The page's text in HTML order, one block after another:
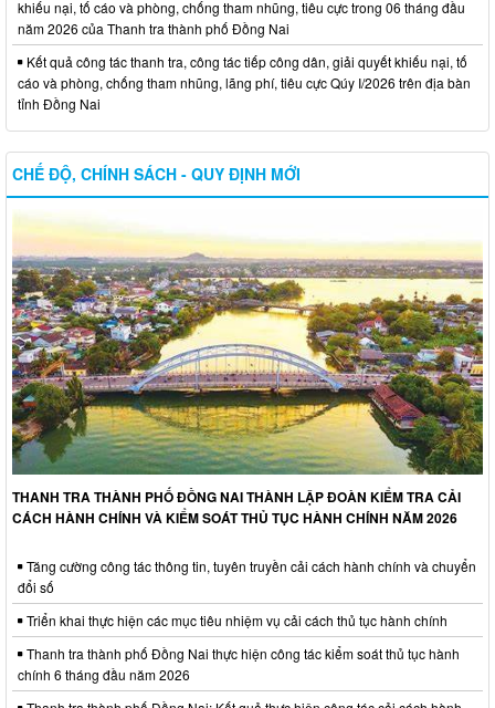
khiếu nại, tố cáo và phòng, chống tham nhũng, tiêu cực trong 06 tháng đầu
năm 2026 của Thanh tra thành phố Đồng Nai
Kết quả công tác thanh tra, công tác tiếp công dân, giải quyết khiếu nại, tố
cáo và phòng, chống tham nhũng, lãng phí, tiêu cực Qúy I/2026 trên địa bàn
tỉnh Đồng Nai
CHẾ ĐỘ, CHÍNH SÁCH - QUY ĐỊNH MỚI
THANH TRA THÀNH PHỐ ĐỒNG NAI THÀNH LẬP ĐOÀN KIỂM TRA CẢI
CÁCH HÀNH CHÍNH VÀ KIỂM SOÁT THỦ TỤC HÀNH CHÍNH NĂM 2026
Tăng cường công tác thông tin, tuyên truyền cải cách hành chính và chuyển
đổi số
Triển khai thực hiện các mục tiêu nhiệm vụ cải cách thủ tục hành chính
Thanh tra thành phố Đồng Nai thực hiện công tác kiểm soát thủ tục hành
chính 6 tháng đầu năm 2026